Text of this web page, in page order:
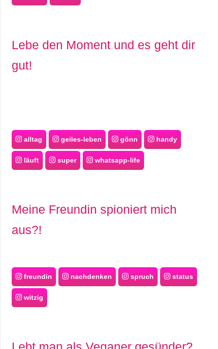
Lebe den Moment und es geht dir
gut!
alltag geiles-leben gönn handy
läuft super whatsapp-life
Meine Freundin spioniert mich
aus?!
freundin nachdenken spruch status
witzig